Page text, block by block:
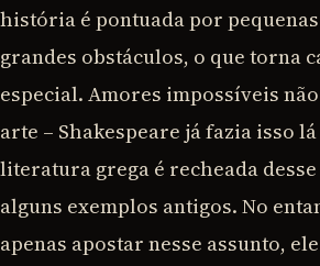
história é pontuada por
grandes obstáculos, o que torna
especial. Amores impossíveis
arte – Shakespeare já fazia isso
literatura grega é recheada
alguns exemplos antigos. No
apenas apostar nesse assunto,